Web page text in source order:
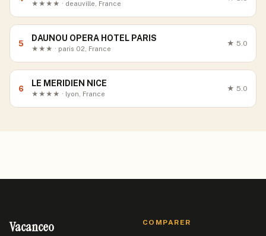
★★★★ · deauville, France
5
DAUNOU OPERA HOTEL PARIS
★★★ · paris 02, France
★ 5.0
6
LE MERIDIEN NICE
★★★★ · lyon, France
★ 5.0
Vacanceo COMPARER